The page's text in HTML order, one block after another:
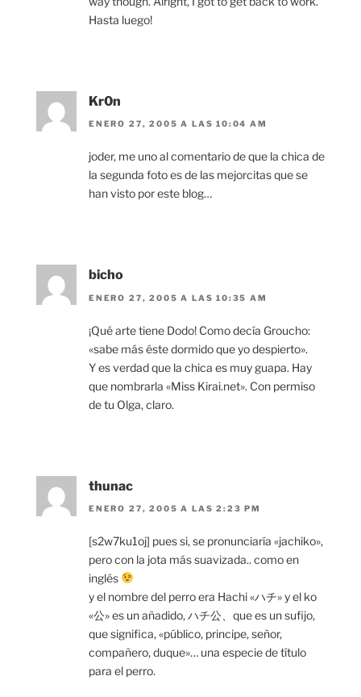
Hasta luego!
Kr0n
ENERO 27, 2005 A LAS 10:04 AM
joder, me uno al comentario de que la chica de
la segunda foto es de las mejorcitas que se
han visto por este blog…
bicho
ENERO 27, 2005 A LAS 10:35 AM
¡Qué arte tiene Dodo! Como decía Groucho:
«sabe más éste dormido que yo despierto».
Y es verdad que la chica es muy guapa. Hay
que nombrarla «Miss Kirai.net». Con permiso
de tu Olga, claro.
thunac
ENERO 27, 2005 A LAS 2:23 PM
[s2w7ku1oj] pues si, se pronunciaría «jachiko»,
pero con la jota más suavizada.. como en
inglés
y el nombre del perro era Hachi «ハチ» y el ko
«公» es un añadido, ハチ公、que es un sufijo,
que significa, «público, principe, señor,
compañero, duque»… una especie de título
para el perro.